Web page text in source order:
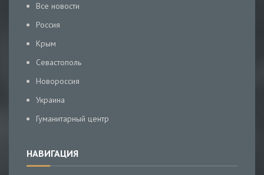
Все новости
Россия
Крым
Севастополь
Новороссия
Украина
Гуманитарный центр
НАВИГАЦИЯ